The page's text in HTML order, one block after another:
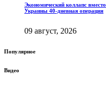
Экономический коллапс
Украины 40-дневная операция
09 август, 2026
Популярное
Видео